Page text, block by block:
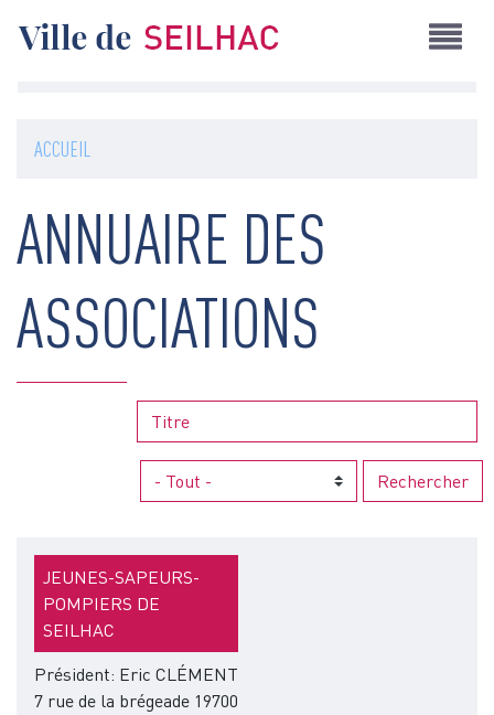
au
ACCUEIL
ANNUAIRE DES
ASSOCIATIONS
Rechercher
JEUNES-SAPEURS-
POMPIERS DE
SEILHAC
Président: Eric CLÉMENT
7 rue de la brégeade 19700